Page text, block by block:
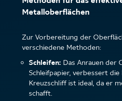
Metalloberflächen
Zur Vorbereitung der
verschiedene Methoden:
Schleifen: Das Anrauen der
Schleifpapier, verbessert die
Kreuzschliff ist ideal, da er
schafft.